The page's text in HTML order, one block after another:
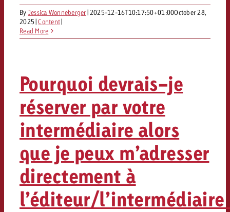
By Jessica Wonneberger| 2025-12-16T10:17:50+01:00October 28,
2025|Content|
Read More
Pourquoi devrais-je
réserver par votre
intermédiaire alors
que je peux m’adresser
directement à
l’éditeur/l’intermédiaire